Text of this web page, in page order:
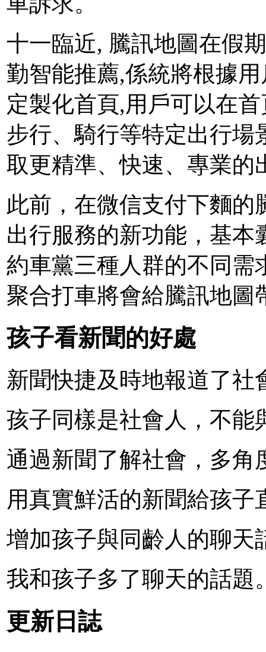
十一臨近, 騰訊地圖在假
勤智能推薦,係統將根據
定製化首頁,用戶可以在
步行、騎行等特定出行場
取更精準、快速、專業的
此前，在微信支付下麵
出行服務的新功能，基本
約車黨三種人群的不同需
聚合打車將會給騰訊地圖
孩子看新聞的好處
新聞快捷及時地報道了社
孩子同樣是社會人，不能
通過新聞了解社會，多角
用真實鮮活的新聞給孩子
增加孩子與同齡人的聊天
我和孩子多了聊天的話題
更新日誌